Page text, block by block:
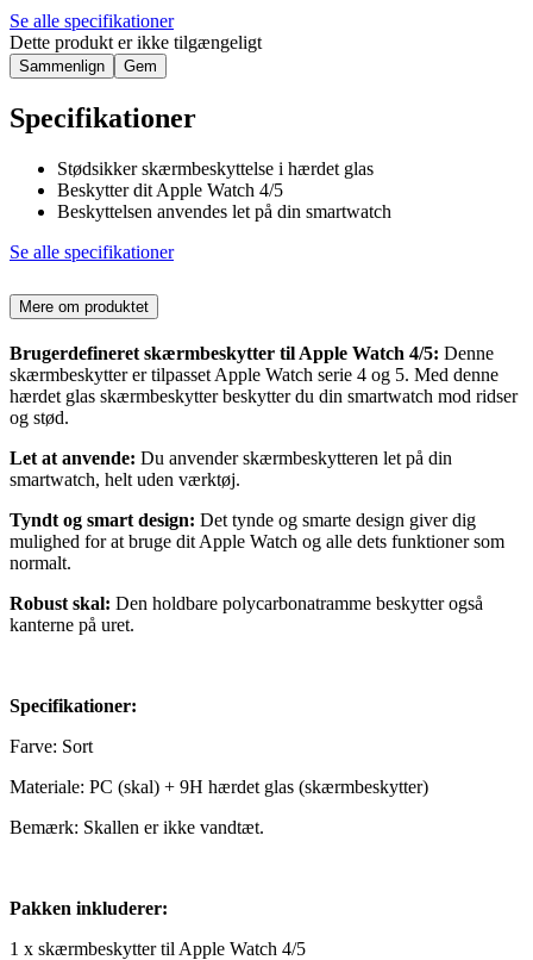
Se alle specifikationer
Dette produkt er ikke tilgængeligt
Sammenlign Gem
Specifikationer
Stødsikker skærmbeskyttelse i hærdet glas
Beskytter dit Apple Watch 4/5
Beskyttelsen anvendes let på din smartwatch
Se alle specifikationer
Mere om produktet
Brugerdefineret skærmbeskytter til Apple Watch 4/5: Denne
skærmbeskytter er tilpasset Apple Watch serie 4 og 5. Med denne
hærdet glas skærmbeskytter beskytter du din smartwatch mod ridser
og stød.
Let at anvende: Du anvender skærmbeskytteren let på din
smartwatch, helt uden værktøj.
Tyndt og smart design: Det tynde og smarte design giver dig
mulighed for at bruge dit Apple Watch og alle dets funktioner som
normalt.
Robust skal: Den holdbare polycarbonatramme beskytter også
kanterne på uret.
Specifikationer:
Farve: Sort
Materiale: PC (skal) + 9H hærdet glas (skærmbeskytter)
Bemærk: Skallen er ikke vandtæt.
Pakken inkluderer:
1 x skærmbeskytter til Apple Watch 4/5